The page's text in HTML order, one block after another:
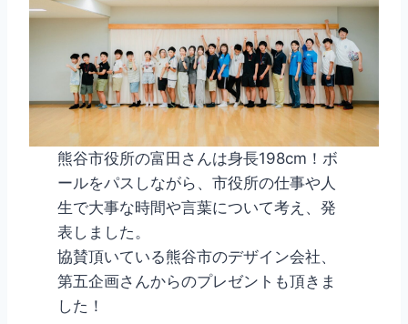
熊谷市役所の富田さんは身長198cm！ボ
ールをパスしながら、市役所の仕事や人
生で大事な時間や言葉について考え、発
表しました。
協賛頂いている熊谷市のデザイン会社、
第五企画さんからのプレゼントも頂きま
した！